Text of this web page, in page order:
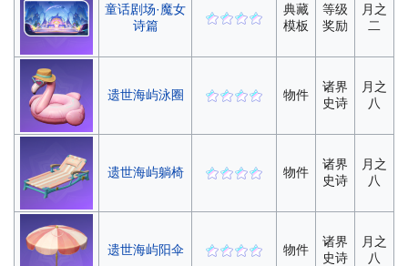
童话剧场·魔女
诗篇
典藏
模板
等级
奖励
月之
二
遗世海屿泳圈 物件
诸界
史诗
月之
八
遗世海屿躺椅 物件
诸界
史诗
月之
八
遗世海屿阳伞 物件
诸界
史诗
月之
八